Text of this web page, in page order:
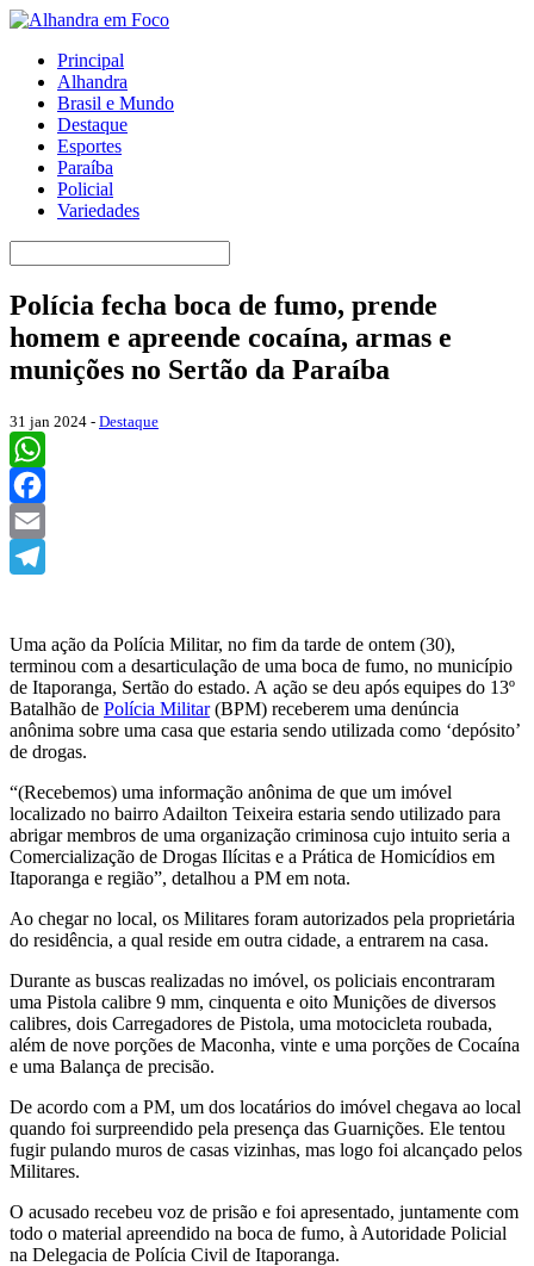
Principal
Alhandra
Brasil e Mundo
Destaque
Esportes
Paraíba
Policial
Variedades
Polícia fecha boca de fumo, prende
homem e apreende cocaína, armas e
munições no Sertão da Paraíba
31 jan 2024 - Destaque
WhatsApp
Facebook
Email
Uma ação da Polícia Militar, no fim da tarde de ontem (30),
terminou com a desarticulação de uma boca de fumo, no município
de Itaporanga, Sertão do estado. A ação se deu após equipes do 13º
Batalhão de Polícia Militar(BPM) receberem uma denúncia
anônima sobre uma casa que estaria sendo utilizada como ‘depósito’
de drogas.
“(Recebemos) uma informação anônima de que um imóvel
localizado no bairro Adailton Teixeira estaria sendo utilizado para
abrigar membros de uma organização criminosa cujo intuito seria a
Comercialização de Drogas Ilícitas e a Prática de Homicídios em
Itaporanga e região”, detalhou a PM em nota.
Ao chegar no local, os Militares foram autorizados pela proprietária
do residência, a qual reside em outra cidade, a entrarem na casa.
Durante as buscas realizadas no imóvel, os policiais encontraram
uma Pistola calibre 9 mm, cinquenta e oito Munições de diversos
calibres, dois Carregadores de Pistola, uma motocicleta roubada,
além de nove porções de Maconha, vinte e uma porções de Cocaína
e uma Balança de precisão.
De acordo com a PM, um dos locatários do imóvel chegava ao local
quando foi surpreendido pela presença das Guarnições. Ele tentou
fugir pulando muros de casas vizinhas, mas logo foi alcançado pelos
Militares.
O acusado recebeu voz de prisão e foi apresentado, juntamente com
todo o material apreendido na boca de fumo, à Autoridade Policial
na Delegacia de Polícia Civil de Itaporanga.